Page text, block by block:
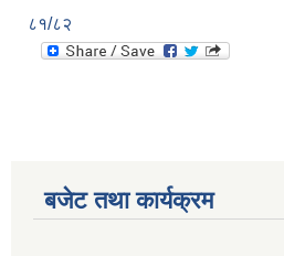
८१/८२
बजेट तथा कार्यक्रम